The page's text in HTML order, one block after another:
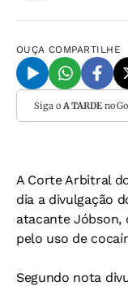
OUÇA COMPARTILHE
Siga o A TARDEno
A Corte Arbitral
dia a divulgação
atacante Jóbson,
pelo uso de
Segundo nota